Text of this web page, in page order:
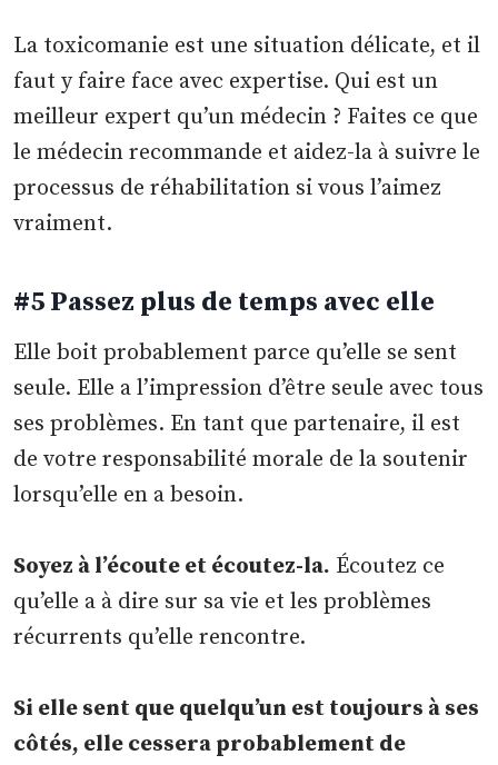
La toxicomanie est une situation délicate, et il
faut y faire face avec expertise. Qui est un
meilleur expert qu’un médecin ? Faites ce que
le médecin recommande et aidez-la à suivre le
processus de réhabilitation si vous l’aimez
vraiment.
#5 Passez plus de temps avec elle
Elle boit probablement parce qu’elle se sent
seule. Elle a l’impression d’être seule avec tous
ses problèmes. En tant que partenaire, il est
de votre responsabilité morale de la soutenir
lorsqu’elle en a besoin.
Soyez à l’écoute et écoutez-la. Écoutez ce
qu’elle a à dire sur sa vie et les problèmes
récurrents qu’elle rencontre.
Si elle sent que quelqu’un est toujours à ses
côtés, elle cessera probablement de